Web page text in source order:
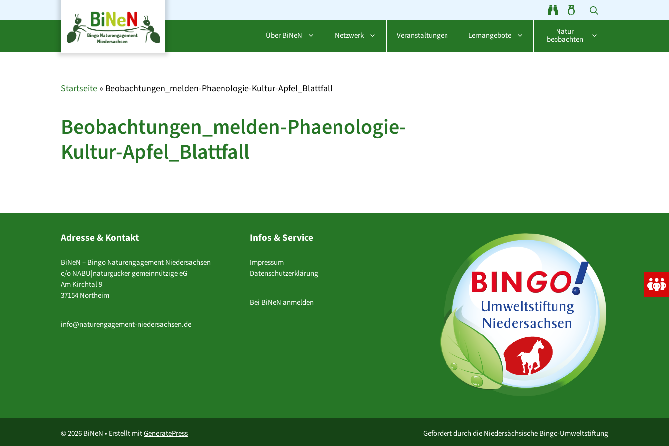
Inhalt
Über BiNeN Netzwerk Veranstaltungen Lernangebote Natur
beobachten
Startseite » Beobachtungen_melden-Phaenologie-Kultur-Apfel_Blattfall
Beobachtungen_melden-Phaenologie-
Kultur-Apfel_Blattfall
Adresse & Kontakt
BiNeN – Bingo Naturengagement Niedersachsen
c/o NABU|naturgucker gemeinnützige eG
Am Kirchtal 9
37154 Northeim
info@naturengagement-niedersachsen.de
Infos & Service
Impressum
Datenschutzerklärung
Bei BiNeN anmelden
Gefördert durch die Niedersächsische Bingo-Umweltstiftung
© 2026 BiNeN• Erstellt mitGeneratePress